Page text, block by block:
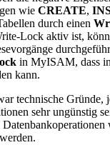
wie CREATE,
durch einen
Lock aktiv ist,
in MyISAM, dass
kann.
technische Gründe,
sehr ungünstig